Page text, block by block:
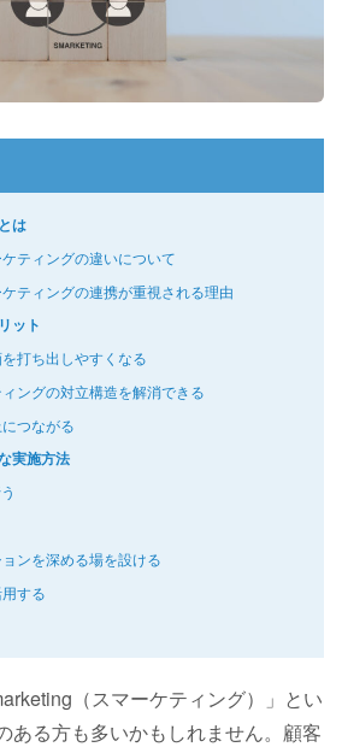
は
ティングの違いについて
ティングの連携が重視される理由
ット
打ち出しやすくなる
ングの対立構造を解消できる
つながる
実施方法
ンを深める場を設ける
する
（スマーケティング）」とい
ある方も多いかもしれません。顧客